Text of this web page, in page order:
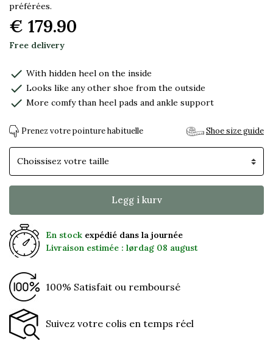
préférées.
€ 179.90
Free delivery
check With hidden heel on the inside
check Looks like any other shoe from the outside
check More comfy than heel pads and ankle support
Prenez votre pointure habituelle Shoe size guide
Skostørrelse
Legg i kurv
En stock expédié dans la journée
Livraison estimée : lørdag 08 august
100% Satisfait ou remboursé
Suivez votre colis en temps réel